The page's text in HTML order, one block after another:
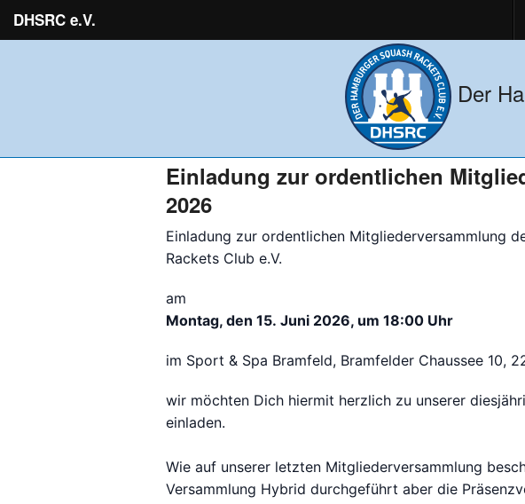
DHSRC e.V.
Der
Einladung zur ordentlichen
2026
Einladung zur ordentlichen Mitgliederversammlung
Rackets Club e.V.
am
Montag, den 15. Juni 2026, um 18:00 Uhr
im Sport & Spa Bramfeld, Bramfelder Chaussee 10,
wir möchten Dich hiermit herzlich zu unserer
einladen.
Wie auf unserer letzten Mitgliederversammlung
Versammlung Hybrid durchgeführt aber die